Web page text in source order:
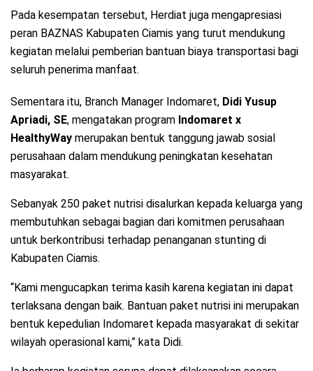
Pada kesempatan tersebut, Herdiat juga mengapresiasi
peran BAZNAS Kabupaten Ciamis yang turut mendukung
kegiatan melalui pemberian bantuan biaya transportasi bagi
seluruh penerima manfaat.
Sementara itu, Branch Manager Indomaret, Didi Yusup
Apriadi, SE, mengatakan program Indomaret x
HealthyWay merupakan bentuk tanggung jawab sosial
perusahaan dalam mendukung peningkatan kesehatan
masyarakat.
Sebanyak 250 paket nutrisi disalurkan kepada keluarga yang
membutuhkan sebagai bagian dari komitmen perusahaan
untuk berkontribusi terhadap penanganan stunting di
Kabupaten Ciamis.
“Kami mengucapkan terima kasih karena kegiatan ini dapat
terlaksana dengan baik. Bantuan paket nutrisi ini merupakan
bentuk kepedulian Indomaret kepada masyarakat di sekitar
wilayah operasional kami,” kata Didi.